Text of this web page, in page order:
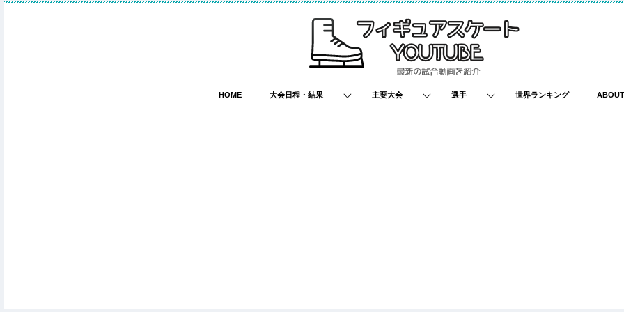
HOME 大会日程・結果 主要大会 選手 世界ランキング